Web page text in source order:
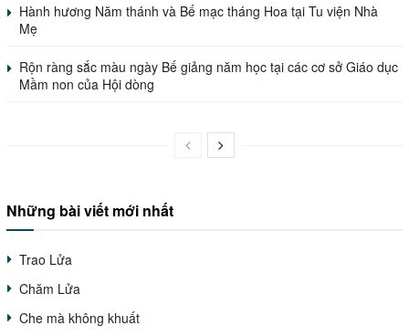
Hành hương Năm thánh và Bế mạc tháng Hoa tại Tu viện Nhà
Mẹ
Rộn ràng sắc màu ngày Bế giảng năm học tại các cơ sở Giáo dục
Mầm non của Hội dòng
Những bài viết mới nhất
Trao Lửa
Chăm Lửa
Che mà không khuất